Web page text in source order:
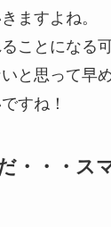
ますよね。
ことになる
と思って早
すね！
・・・ス